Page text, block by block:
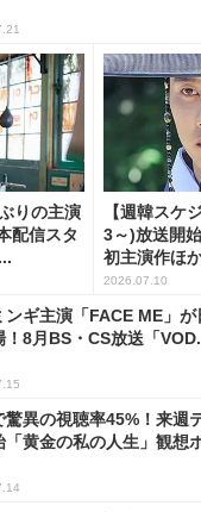
りの主演
配信スタ
【週韓スケ
3～)放送開
初主演作ほ
2026.07.10
ンギ主演「FACE ME」
！8月BS・CS放送「
驚異の視聴率45%！来週
「黄金の私の人生」観想